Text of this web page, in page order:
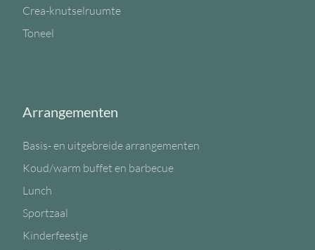
Crea-knutselruumte
Toneel
Arrangementen
Basis- en uitgebreide arrangementen
Koud/warm buffet en barbecue
Lunch
Sportzaal
Kinderfeestje